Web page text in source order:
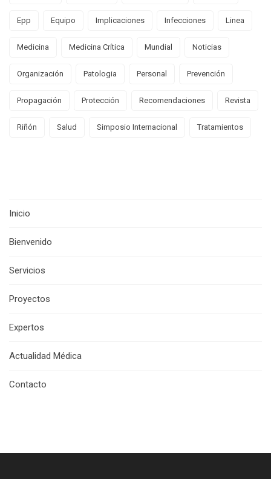
Epp Equipo Implicaciones Infecciones Linea
Medicina Medicina Crítica Mundial Noticias
Organización Patologia Personal Prevención
Propagación Protección Recomendaciones Revista
Riñón Salud Simposio Internacional Tratamientos
Inicio
Bienvenido
Servicios
Proyectos
Expertos
Actualidad Médica
Contacto